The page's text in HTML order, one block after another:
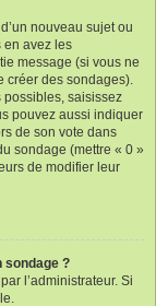
nouveau sujet ou
en avez les
message (si vous ne
créer des sondages).
possibles, saisissez
pouvez aussi indiquer
de son vote dans
sondage (mettre « 0 »
de modifier leur
sondage ?
l’administrateur. Si